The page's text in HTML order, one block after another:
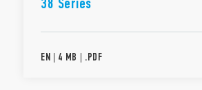
EN | 4 MB | .PDF